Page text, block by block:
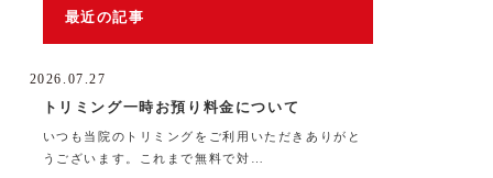
最近の記事
2026.07.27
トリミング一時お預り料金について
いつも当院のトリミングをご利用いただきありがと
うございます。これまで無料で対…